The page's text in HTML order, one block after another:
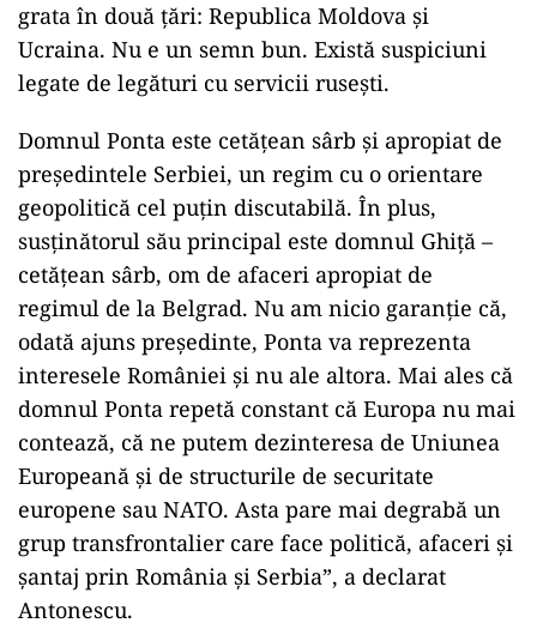
grata în două țări: Republica Moldova și
Ucraina. Nu e un semn bun. Există suspiciuni
legate de legături cu servicii rusești.
Domnul Ponta este cetățean sârb și apropiat de
președintele Serbiei, un regim cu o orientare
geopolitică cel puțin discutabilă. În plus,
susținătorul său principal este domnul Ghiță –
cetățean sârb, om de afaceri apropiat de
regimul de la Belgrad. Nu am nicio garanție că,
odată ajuns președinte, Ponta va reprezenta
interesele României și nu ale altora. Mai ales că
domnul Ponta repetă constant că Europa nu mai
contează, că ne putem dezinteresa de Uniunea
Europeană și de structurile de securitate
europene sau NATO. Asta pare mai degrabă un
grup transfrontalier care face politică, afaceri și
șantaj prin România și Serbia”, a declarat
Antonescu.